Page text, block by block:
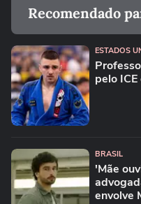
Recomendado
ESTADOS
pelo
BRASIL
'Mãe
envolve